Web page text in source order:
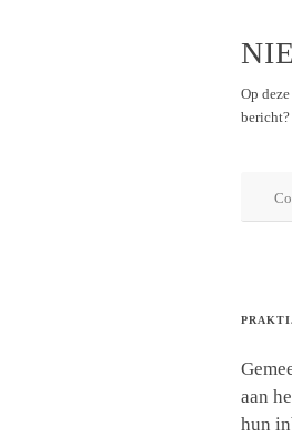
Op
bericht?
aan
hun